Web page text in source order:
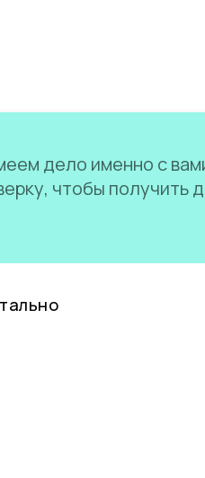
дело именно с
чтобы получить